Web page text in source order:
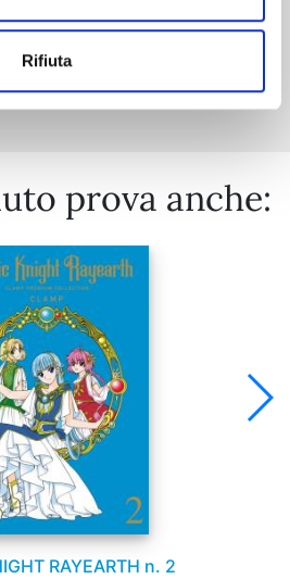
Rifiuta
Mostra tutto
prova anche:
RAYEARTH n. 2